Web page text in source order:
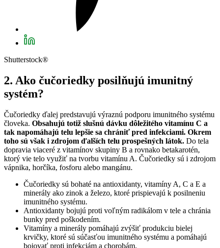
Shutterstock®
2. Ako čučoriedky posilňujú imunitný
systém?
Čučoriedky ďalej predstavujú výraznú podporu imunitného systému
človeka. Obsahujú totiž slušnú dávku dôležitého vitamínu C a
tak napomáhajú telu lepšie sa chrániť pred infekciami. Okrem
toho sú však i zdrojom ďalších telu prospešných látok. Do tela
dopravia viaceré z vitamínov skupiny B a rovnako betakarotén,
ktorý vie telo využiť na tvorbu vitamínu A. Čučoriedky sú i zdrojom
vápnika, horčíka, fosforu alebo mangánu.
Čučoriedky sú bohaté na antioxidanty, vitamíny A, C a E a
minerály ako zinok a železo, ktoré prispievajú k posilneniu
imunitného systému.
Antioxidanty bojujú proti voľným radikálom v tele a chránia
bunky pred poškodením.
Vitamíny a minerály pomáhajú zvýšiť produkciu bielej
krvičky, ktoré sú súčasťou imunitného systému a pomáhajú
bojovať proti infekciám a chorobám.